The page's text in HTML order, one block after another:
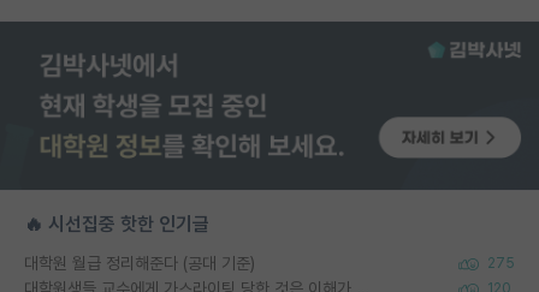
🔥 시선집중 핫한 인기글
대학원 월급 정리해준다 (공대 기준) 275